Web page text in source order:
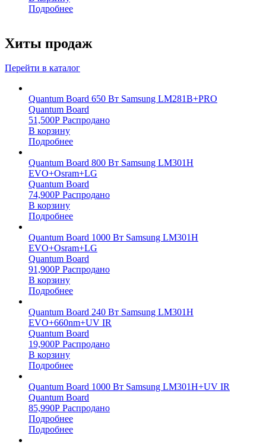
Подробнее
Хиты продаж
Перейти в каталог
Quantum Board 650 Вт Samsung LM281B+PRO
Quantum Board
51,500Р Распродано
В корзину
Подробнее
Quantum Board 800 Вт Samsung LM301H
EVO+Osram+LG
Quantum Board
74,900Р Распродано
В корзину
Подробнее
Quantum Board 1000 Вт Samsung LM301H
EVO+Osram+LG
Quantum Board
91,900Р Распродано
В корзину
Подробнее
Quantum Board 240 Вт Samsung LM301H
EVO+660nm+UV IR
Quantum Board
19,900Р Распродано
В корзину
Подробнее
Quantum Board 1000 Вт Samsung LM301H+UV IR
Quantum Board
85,990Р Распродано
Подробнее
Подробнее